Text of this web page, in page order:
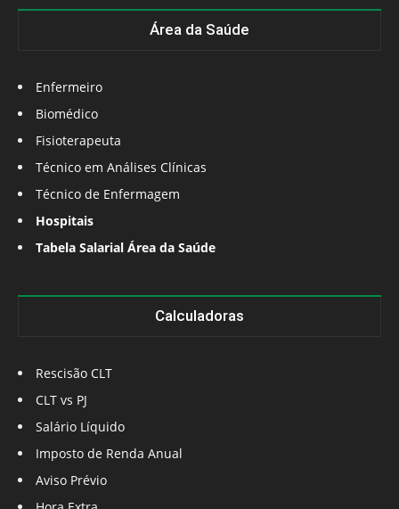
Área da Saúde
Enfermeiro
Biomédico
Fisioterapeuta
Técnico em Análises Clínicas
Técnico de Enfermagem
Hospitais
Tabela Salarial Área da Saúde
Calculadoras
Rescisão CLT
CLT vs PJ
Salário Líquido
Imposto de Renda Anual
Aviso Prévio